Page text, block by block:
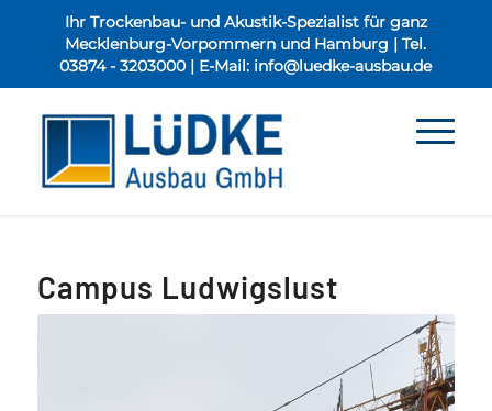
Ihr Trockenbau- und Akustik-Spezialist für ganz
Mecklenburg-Vorpommern und Hamburg | Tel.
03874 - 3203000 | E-Mail: info@luedke-ausbau.de
Campus Ludwigslust